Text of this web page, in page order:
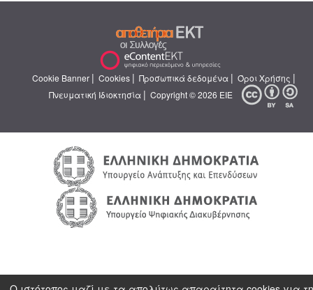
Cookie Banner | Cookies | Προσωπικά δεδομένα | Όροι Χρήσης |
Πνευματική Ιδιοκτησία | Copyright © 2026 ΕΙΕ